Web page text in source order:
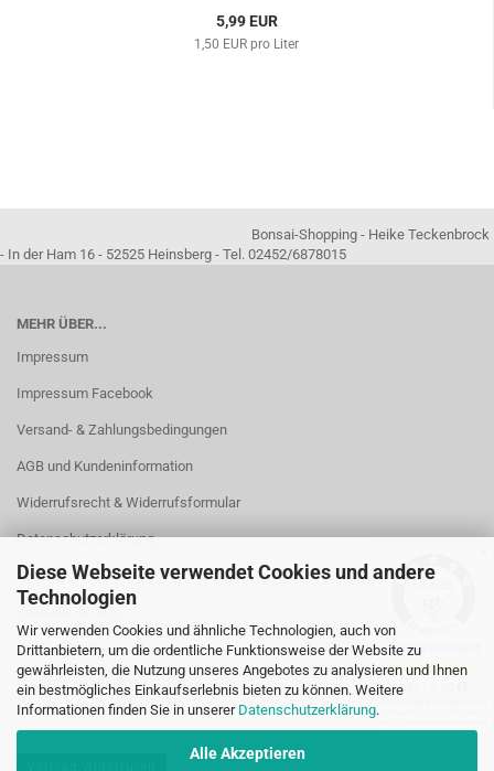
Diese Webseite verwendet Cookies und andere
Technologien
Wir verwenden Cookies und ähnliche Technologien, auch von
Drittanbietern, um die ordentliche Funktionsweise der Website zu
gewährleisten, die Nutzung unseres Angebotes zu analysieren und Ihnen
ein bestmögliches Einkaufserlebnis bieten zu können. Weitere
Informationen finden Sie in unserer Datenschutzerklärung.
Alle Akzeptieren
5,99 EUR
1,50 EUR pro Liter
Bonsai-Shopping - Heike Teckenbrock
- In der Ham 16 - 52525 Heinsberg - Tel. 02452/6878015
MEHR ÜBER...
Impressum
Impressum Facebook
Versand- & Zahlungsbedingungen
AGB und Kundeninformation
Widerrufsrecht & Widerrufsformular
Datenschutzerklärung
Kontakt
Callback Service
Öffnungszeiten
Cookie Einstellungen